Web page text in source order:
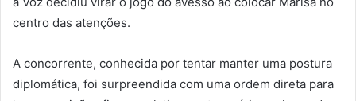
centro das atenções.
A concorrente, conhecida por tentar manter uma postura
diplomática, foi surpreendida com uma ordem direta para